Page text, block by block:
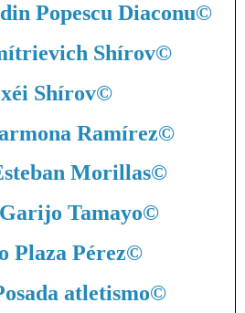
Popescu Diaconu©
Shírov©
Shírov©
Ramírez©
Morillas©
Tamayo©
Plaza Pérez©
atletismo©